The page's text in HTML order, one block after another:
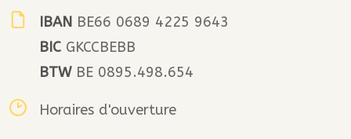
IBAN BE66 0689 4225 9643
BIC GKCCBEBB
BTWBE 0895.498.654
Horaires d'ouverture